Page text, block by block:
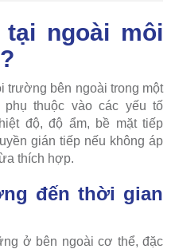
tại ngoài môi
trường bên ngoài trong một
phụ thuộc vào các yếu tố
độ, độ ẩm, bề mặt tiếp
gián tiếp nếu không áp
thích hợp.
đến thời gian
ở bên ngoài cơ thể, đặc